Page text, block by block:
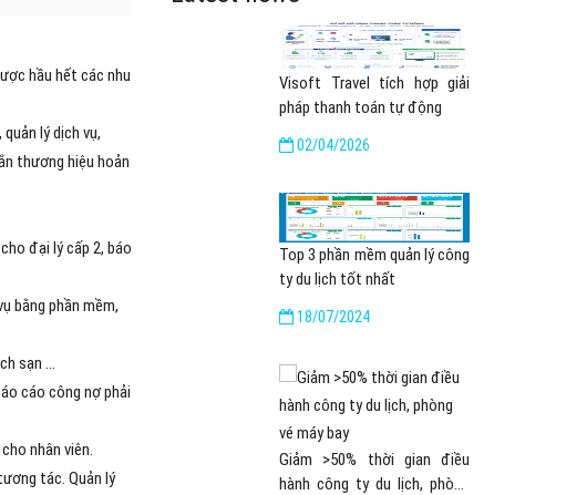
hầu hết các nhu
lý dịch vụ,
thương hiệu hoản
đại lý cấp 2, báo
bằng phần mềm,
sạn ...
cáo công nợ phải
nhân viên.
tác. Quản lý
Visoft Travel tích hợp giải
pháp thanh toán tự động
02/04/2026
Top 3 phần mềm quản lý công
ty du lịch tốt nhất
18/07/2024
Giảm >50% thời gian điều
hành công ty du lịch, phòng